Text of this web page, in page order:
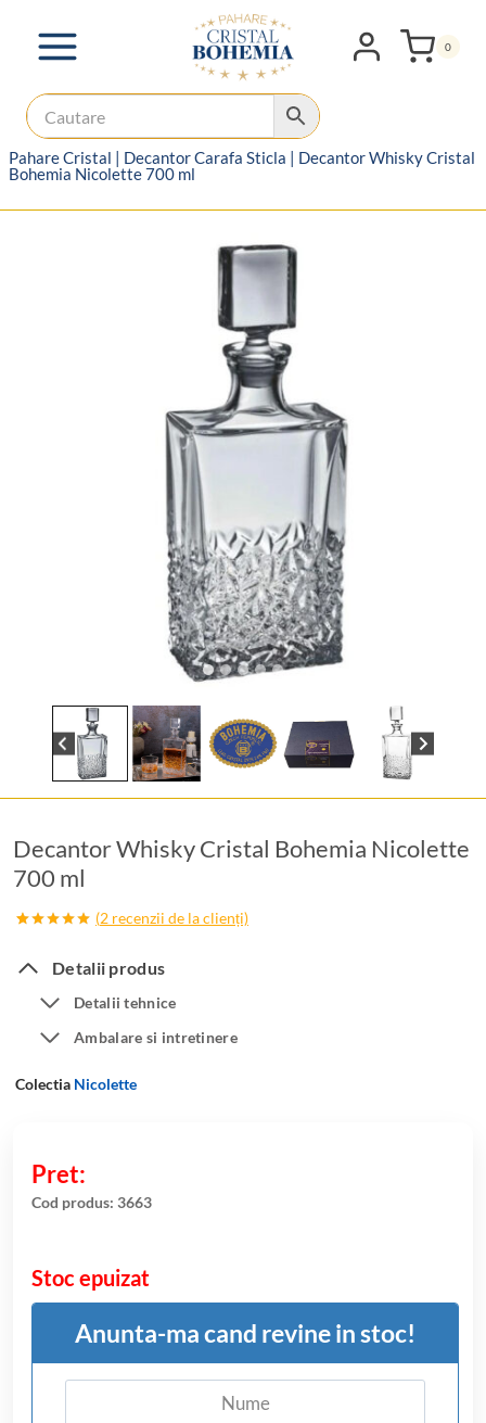
0
Pahare Cristal | Decantor Carafa Sticla | Decantor Whisky Cristal
Bohemia Nicolette 700 ml
Decantor Whisky Cristal Bohemia Nicolette
700 ml
pe baza a
la clienți
(2 recenzii de la clienți)
Detalii produs
Detalii tehnice
Ambalare si intretinere
Colectia Nicolette
Cod produs: 3663
Stoc epuizat
Anunta-ma cand revine in stoc!